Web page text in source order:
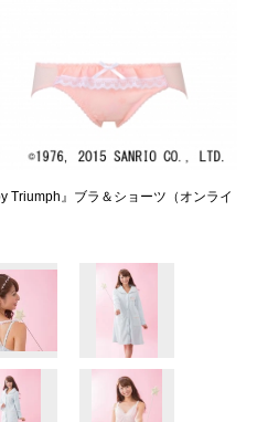
Triumph』ブラ＆ショーツ（オンライ